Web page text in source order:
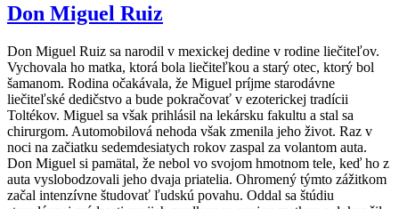
Don Miguel Ruiz
Don Miguel Ruiz sa narodil v mexickej dedine v rodine liečiteľov.
Vychovala ho matka, ktorá bola liečiteľkou a starý otec, ktorý bol
šamanom. Rodina očakávala, že Miguel príjme starodávne
liečiteľské dedičstvo a bude pokračovať v ezoterickej tradícii
Toltékov. Miguel sa však prihlásil na lekársku fakultu a stal sa
chirurgom. Automobilová nehoda však zmenila jeho život. Raz v
noci na začiatku sedemdesiatych rokov zaspal za volantom auta.
Don Miguel si pamätal, že nebol vo svojom hmotnom tele, keď ho z
auta vyslobodzovali jeho dvaja priatelia. Ohromený týmto zážitkom
začal intenzívne študovať ľudskú povahu. Oddal sa štúdiu